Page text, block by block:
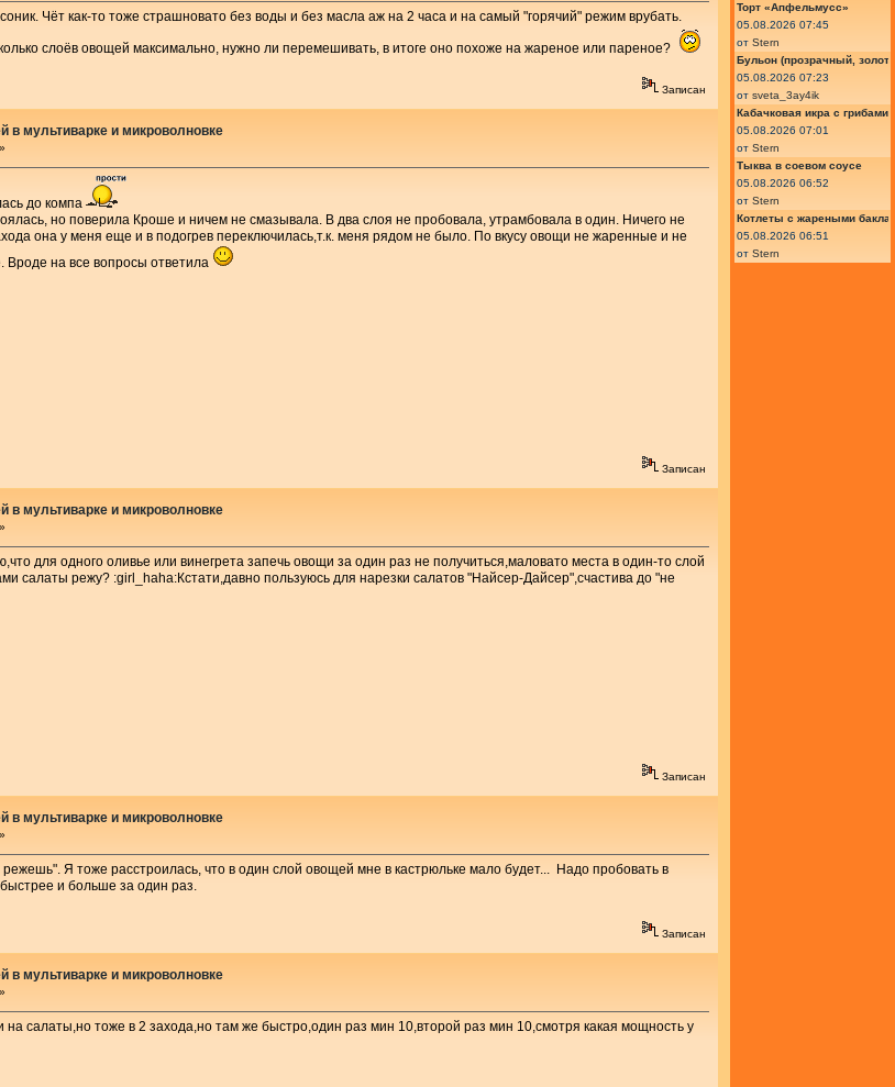
Чёт как-то тоже страшновато без воды и без масла аж на 2 часа и на самый "горячий" режим врубать.
слоёв овощей максимально, нужно ли перемешивать, в итоге оно похоже на жареное или пареное?
Записан
в мультиварке и микроволновке
до компа
но поверила Кроше и ничем не смазывала. В два слоя не пробовала, утрамбовала в один. Ничего не
она у меня еще и в подогрев переключилась,т.к. меня рядом не было. По вкусу овощи не жаренные и не
на все вопросы ответила
Записан
в мультиварке и микроволновке
для одного оливье или винегрета запечь овощи за один раз не получиться,маловато места в один-то слой
салаты режу? :girl_haha:Кстати,давно пользуюсь для нарезки салатов "Найсер-Дайсер",счастива до "не
Записан
в мультиварке и микроволновке
Я тоже расстроилась, что в один слой овощей мне в кастрюльке мало будет... Надо пробовать в
и больше за один раз.
Записан
в мультиварке и микроволновке
на салаты,но тоже в 2 захода,но там же быстро,один раз мин 10,второй раз мин 10,смотря какая мощность у
Торт «Апфельмусс»
05.08.2026 07:45
от Stern
Бульон (прозрачный,
05.08.2026 07:23
от sveta_3ay4ik
Кабачковая икра с грибами
05.08.2026 07:01
от Stern
Тыква в соевом соусе
05.08.2026 06:52
от Stern
Котлеты с жареными
05.08.2026 06:51
от Stern